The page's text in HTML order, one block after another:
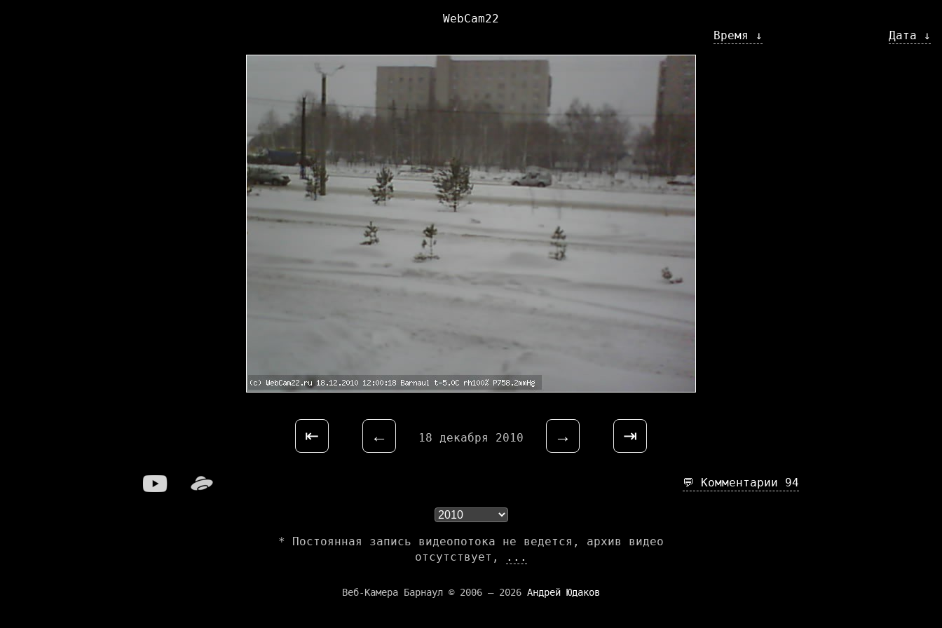
Дата ↓
Время ↓
WebCam22
⇤ ← 18 декабря 2010 → ⇥
💬 Комментарии 94
* Постоянная запись видеопотока не ведется, архив видео
отсутствует,
...
Веб-Камера Барнаул © 2006 — 2026 Андрей Юдаков